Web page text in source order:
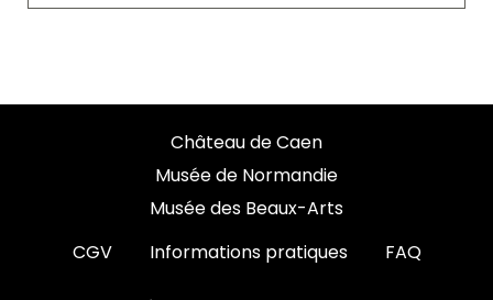
Château de Caen
Musée de Normandie
Musée des Beaux-Arts
CGV
Informations pratiques FAQ